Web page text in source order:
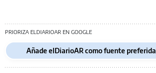
PRIORIZA ELDIARIOAR EN GOOGLE
Añade elDiarioAR como fuente preferida